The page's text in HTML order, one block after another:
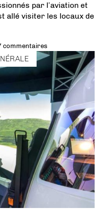
par l’aviation et
allé visiter les locaux de
commentaires